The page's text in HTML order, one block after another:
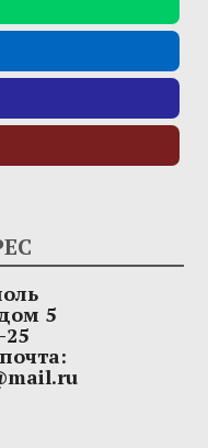
5
25